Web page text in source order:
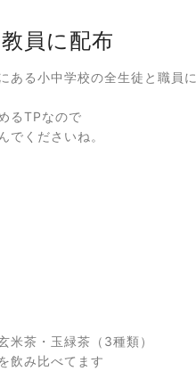
員に配布
ある小中学校の全生徒と職員に
るTPなので
でくださいね。
米茶・玉緑茶（3種類）
飲み比べてます